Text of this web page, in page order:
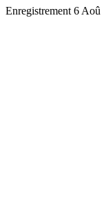
Enregistrement 6 Aoû